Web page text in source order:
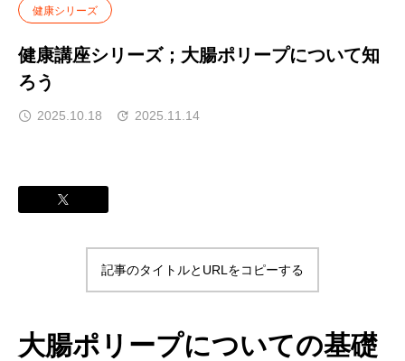
健康シリーズ
健康講座シリーズ；大腸ポリープについて知
ろう
2025.10.18 2025.11.14
記事のタイトルとURLをコピーする
大腸ポリープについての基礎